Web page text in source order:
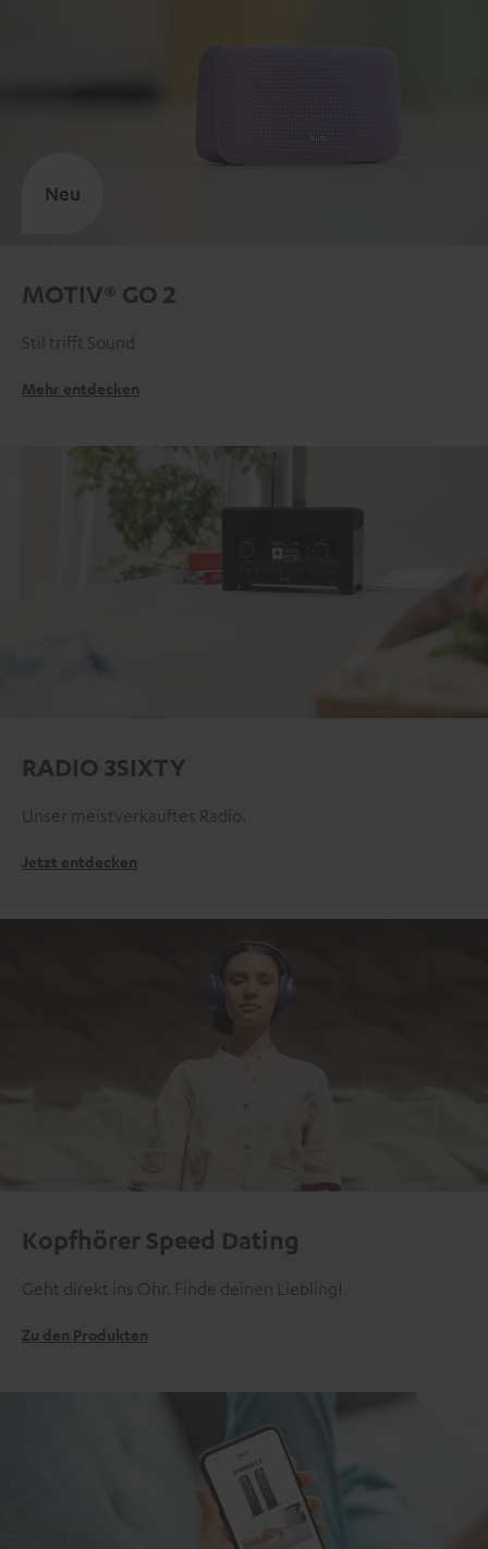
MOTIV® GO 2
Stil trifft Sound
Mehr entdecken
Neu
RADIO 3SIXTY
Unser meistverkauftes Radio.
Jetzt entdecken
Kopfhörer Speed Dating
Geht direkt ins Ohr. Finde deinen Liebling!
Zu den Produkten